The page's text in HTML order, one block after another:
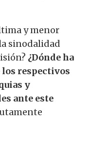
y menor
sinodalidad
¿Dónde ha
los respectivos
y
ante este